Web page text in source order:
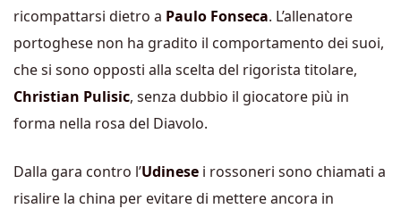
ricompattarsi dietro a Paulo Fonseca. L’allenatore
portoghese non ha gradito il comportamento dei suoi,
che si sono opposti alla scelta del rigorista titolare,
Christian Pulisic, senza dubbio il giocatore più in
forma nella rosa del Diavolo.
Dalla gara contro l’Udinese i rossoneri sono chiamati a
risalire la china per evitare di mettere ancora in